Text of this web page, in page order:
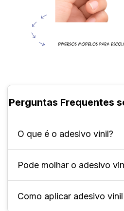
Perguntas Frequentes
O que é o adesivo vinil?
Ele é um autocolante
(PVC), flexível, resistente
usado para personalizar e
Pode molhar o adesivo
É possível molhar e
Como aplicar adesivo